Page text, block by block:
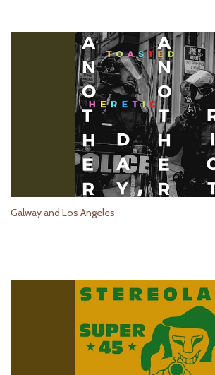
Galway and Los Angeles